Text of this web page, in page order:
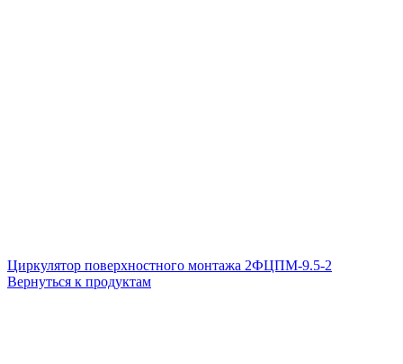
Циркулятор поверхностного монтажа 2ФЦПМ-9.5-2
Вернуться к продуктам